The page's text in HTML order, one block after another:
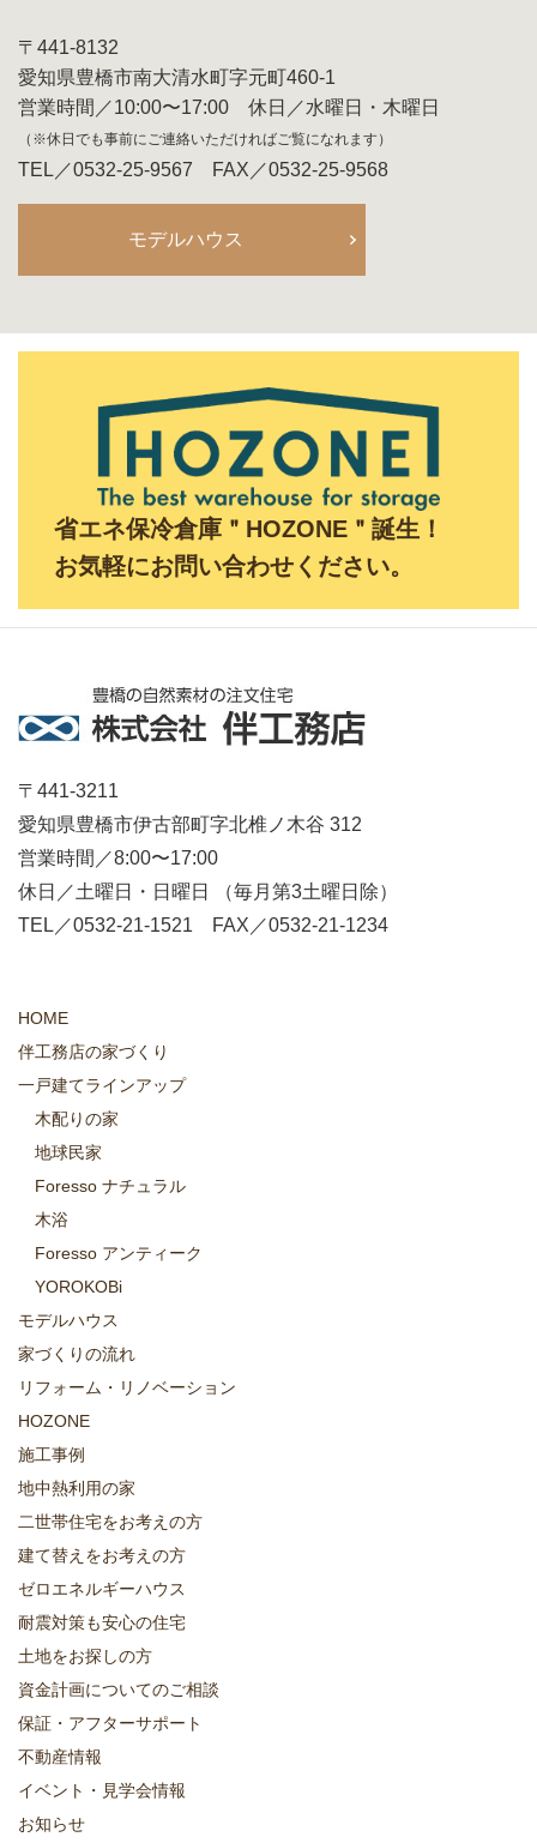
〒441-8132
愛知県豊橋市南大清水町字元町460-1
営業時間／10:00〜17:00 休日／水曜日・木曜日
（※休日でも事前にご連絡いただければご覧になれます）
TEL／0532-25-9567 FAX／0532-25-9568
モデルハウス
省エネ保冷倉庫＂HOZONE＂誕生！
お気軽にお問い合わせください。
〒441-3211
愛知県豊橋市伊古部町字北椎ノ木谷 312
営業時間／8:00〜17:00
休日／土曜日・日曜日 （毎月第3土曜日除）
TEL／0532-21-1521 FAX／0532-21-1234
HOME
伴工務店の家づくり
一戸建てラインアップ
木配りの家
地球民家
Foresso ナチュラル
木浴
Foresso アンティーク
YOROKOBi
モデルハウス
家づくりの流れ
リフォーム・リノベーション
HOZONE
施工事例
地中熱利用の家
二世帯住宅をお考えの方
建て替えをお考えの方
ゼロエネルギーハウス
耐震対策も安心の住宅
土地をお探しの方
資金計画についてのご相談
保証・アフターサポート
不動産情報
イベント・見学会情報
お知らせ